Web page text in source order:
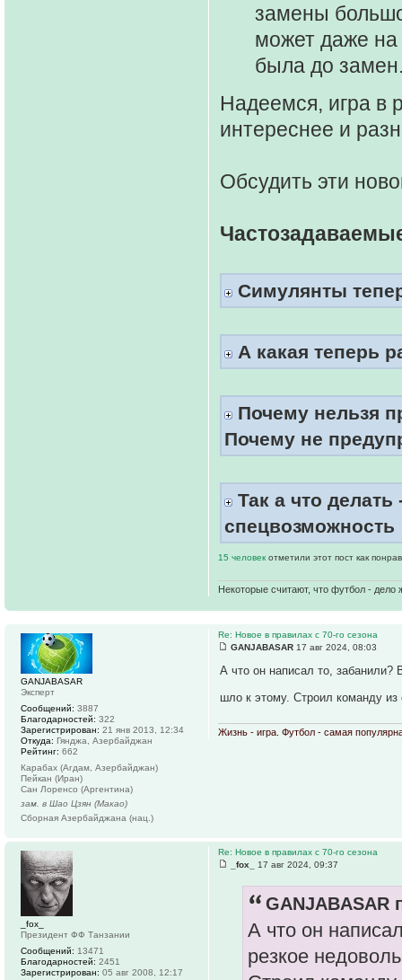
замены
может даже на
была до
Надеемся, игра в
интереснее и
Обсудить эти
Симулянты
А какая теперь
Почему нельзя
Почему не
Так а что
спецвозможность
15 человек отметили этот пост как
Некоторые считают, что футбол -
Re: Новое в правилах с 70-го сезона
GANJABASAR 17 авг 2024, 08:03
А что он написал то, забанили?
шло к этому. Строил команду
Жизнь - игра. Футбол - самая
GANJABASAR
Эксперт
Сообщений: 3887
Благодарностей: 322
Зарегистрирован: 21 янв 2013, 12:34
Откуда: Гянджа, Азербайджан
Рейтинг: 662
Карабах (Агдам, Азербайджан)
Пейкан (Иран)
Сан Лоренсо (Аргентина)
зам. в Шао Цзян (Макао)
Сборная Азербайджана (нац.)
Re: Новое в правилах с 70-го сезона
_fox_
17 авг 2024, 09:37
GANJABASAR
А что он
резкое
_fox_
Президент ФФ Танзании
Сообщений: 13471
Благодарностей: 2451
Зарегистрирован: 05 авг 2008, 12:17